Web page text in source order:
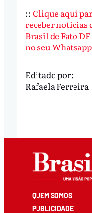
:: Clique aqui
receber notícias
Brasil de Fato DF
no seu Whatsapp
Editado por:
Rafaela Ferreira
QUEM SOMOS
PUBLICIDADE